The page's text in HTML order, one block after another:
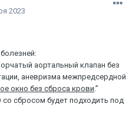
2023
аортальный клапан без
аневризма межпредсердной
окно без сброса крови .”
сбросом будет подходить под